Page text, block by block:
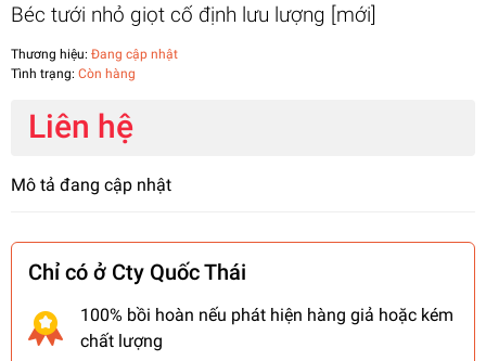
Béc tưới nhỏ giọt cố định lưu lượng [mới]
Thương hiệu: Đang cập nhật
Tình trạng: Còn hàng
Liên hệ
Mô tả đang cập nhật
Chỉ có ở Cty Quốc Thái
100% bồi hoàn nếu phát hiện hàng giả hoặc kém
chất lượng